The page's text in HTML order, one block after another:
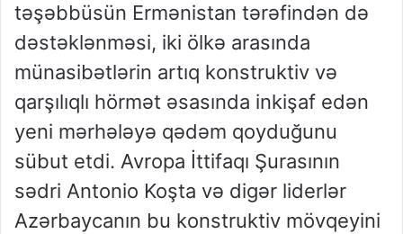
təşəbbüsün Ermənistan tərəfindən də
dəstəklənməsi, iki ölkə arasında
münasibətlərin artıq konstruktiv və
qarşılıqlı hörmət əsasında inkişaf edən
yeni mərhələyə qədəm qoyduğunu
sübut etdi. Avropa İttifaqı Şurasının
sədri Antonio Koşta və digər liderlər
Azərbaycanın bu konstruktiv mövqeyini